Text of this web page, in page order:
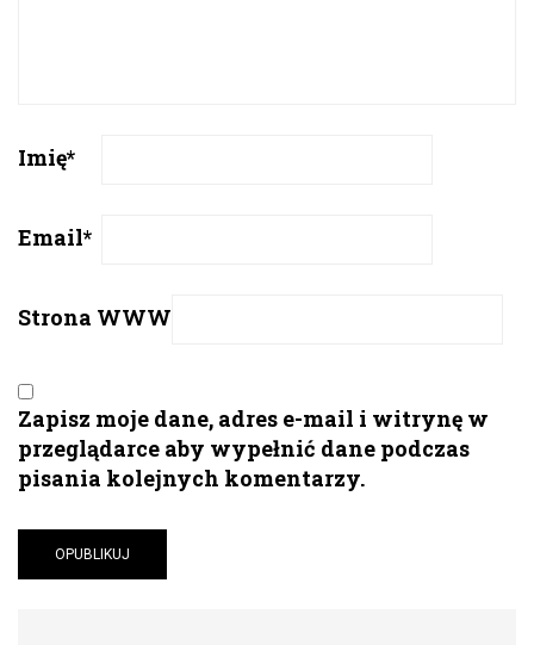
Imię*
Email*
Strona WWW
Zapisz moje dane, adres e-mail i witrynę w
przeglądarce aby wypełnić dane podczas
pisania kolejnych komentarzy.